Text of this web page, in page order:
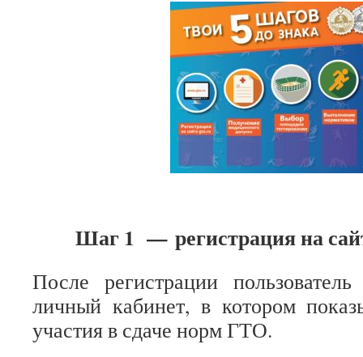
Ш​​аг 1 — регистрация на
После регистрации
личный кабинет, в котором
участия в сдаче норм ГТО.​